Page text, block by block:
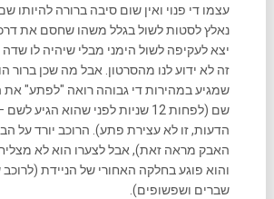
עצמו די פנוי ואין שום סיבה ברורה להיותו
נאלץ לסטות לשול בגלל משהו שחסם את
יצא לעקיפה לשול הימני מבלי שיהיה לו שדה
זה לא ידוע לנו מהסרטון. אבל מה שכן ברור
שמגיע במהירות די גבוהה רואה "לפתע" את
שם (לפחות 12 שניות לפני שהוא הגיע
הדעות, זו לא עצירת פתע). הרוכב יורד על
האבק מראה זאת), אבל לצערו הוא לא מצליח
והוא פוגע בחלקה האחורי של הניידת
שברים ושפשופים).